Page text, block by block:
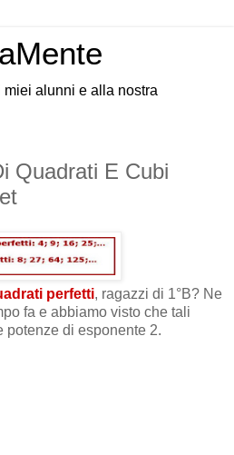
alunni e alla nostra
Quadrati E Cubi
perfetti, ragazzi di 1°B? Ne
fa e abbiamo visto che tali
potenze di esponente 2.